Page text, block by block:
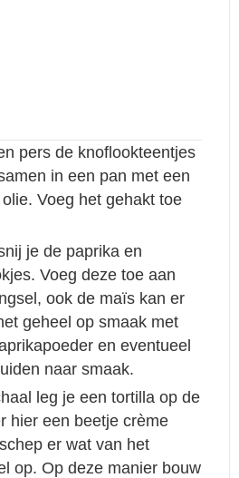
pers de knoflookteentjes
in een pan met een
Voeg het gehakt toe
je de paprika en
Voeg deze toe aan
ook de maïs kan er
geheel op smaak met
en eventueel
naar smaak.
leg je een tortilla op de
hier een beetje crème
er wat van het
op. Op deze manier bouw